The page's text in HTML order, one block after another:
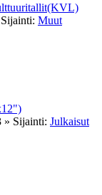
Muut
» Sijainti: Julkaisut